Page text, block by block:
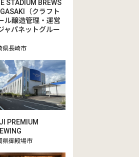
STADIUM BREWS
（クラフト
ル醸造管理・運営
ャパネットグルー
県長崎市
PREMIUM
県御殿場市